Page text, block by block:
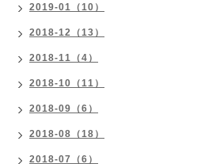
2019-01（10）
2018-12（13）
2018-11（4）
2018-10（11）
2018-09（6）
2018-08（18）
2018-07（6）